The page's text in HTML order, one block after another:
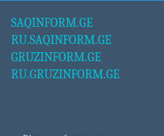
SAQINFORM.GE
RU.SAQINFORM.GE
GRUZINFORM.GE
RU.GRUZINFORM.GE